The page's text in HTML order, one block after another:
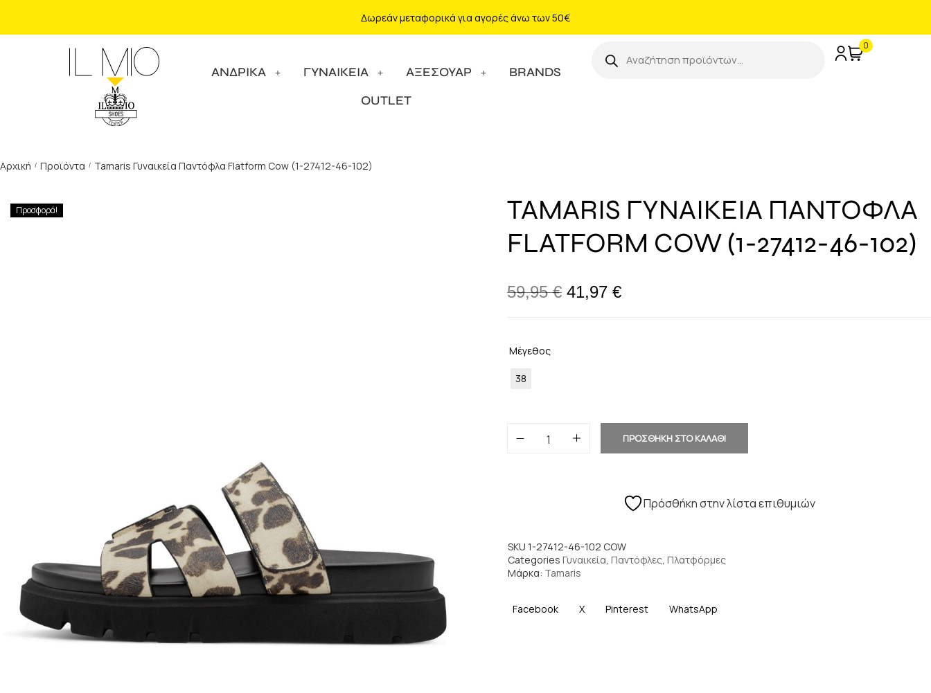
Δωρεάν μεταφορικά για αγορές άνω των 50€
ΑΝΔΡΙΚΑ ΓΥΝΑΙΚΕΙΑ ΑΞΕΣΟΥΑΡ
BRANDS
OUTLET
0
Αρχική / Προϊόντα / Tamaris Γυναικεία Παντόφλα Flatform Cow (1-27412-46-102)
Προσφορά!
TAMARIS ΓΥΝΑΙΚΕΙΑ ΠΑΝΤΟΦΛΑ
FLATFORM COW (1-27412-46-102)
59,95€ 41,97 €
Μέγεθος
38
ΠΡΟΣΘΗΚΗ ΣΤΟ ΚΑΛΑΘΙ
Πρόσθήκη στην λίστα επιθυμιών
SKU 1-27412-46-102 COW
Categories Γυναικεία, Παντόφλες, Πλατφόρμες
Μάρκα: Tamaris
Facebook X Pinterest WhatsApp